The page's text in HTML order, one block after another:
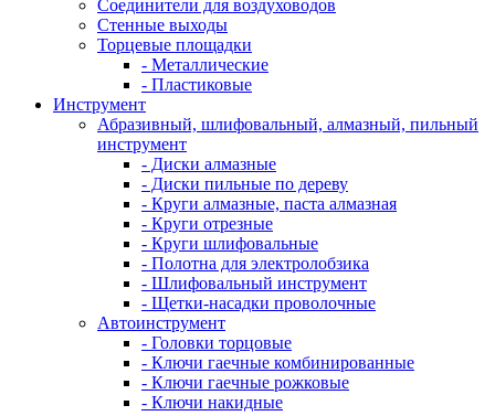
Соединители для воздуховодов
Стенные выходы
Торцевые площадки
- Металлические
- Пластиковые
Инструмент
Абразивный, шлифовальный, алмазный, пильный
инструмент
- Диски алмазные
- Диски пильные по дереву
- Круги алмазные, паста алмазная
- Круги отрезные
- Круги шлифовальные
- Полотна для электролобзика
- Шлифовальный инструмент
- Щетки-насадки проволочные
Автоинструмент
- Головки торцовые
- Ключи гаечные комбинированные
- Ключи гаечные рожковые
- Ключи накидные